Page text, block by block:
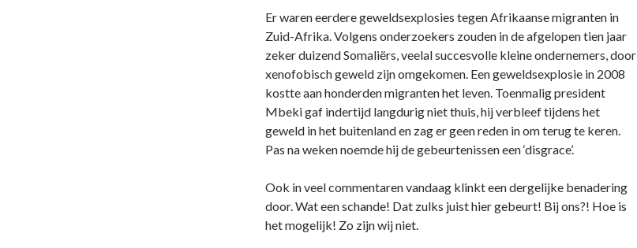
Er waren eerdere geweldsexplosies tegen Afrikaanse migranten in
Zuid-Afrika. Volgens onderzoekers zouden in de afgelopen tien jaar
zeker duizend Somaliërs, veelal succesvolle kleine ondernemers, door
xenofobisch geweld zijn omgekomen. Een geweldsexplosie in 2008
kostte aan honderden migranten het leven. Toenmalig president
Mbeki gaf indertijd langdurig niet thuis, hij verbleef tijdens het
geweld in het buitenland en zag er geen reden in om terug te keren.
Pas na weken noemde hij de gebeurtenissen een ‘disgrace’.
Ook in veel commentaren vandaag klinkt een dergelijke benadering
door. Wat een schande! Dat zulks juist hier gebeurt! Bij ons?! Hoe is
het mogelijk! Zo zijn wij niet.